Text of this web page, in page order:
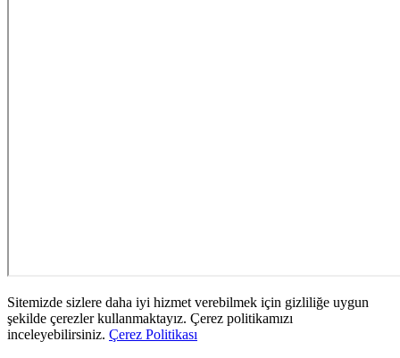
Sitemizde sizlere daha iyi hizmet verebilmek için gizliliğe uygun
şekilde çerezler kullanmaktayız. Çerez politikamızı
inceleyebilirsiniz. Çerez Politikası